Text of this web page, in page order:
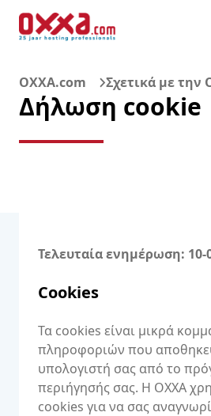
OXXA.com Σχετικά με την
Δήλωση cookie
Τελευταία ενημέρωση: 10-
Cookies
Τα cookies είναι μικρά
πληροφοριών που
υπολογιστή σας από το
περιήγησής σας. Η OXXA
cookies για να σας